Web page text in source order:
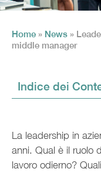
Home » News »
middle manager
Indice dei
La leadership in
anni. Qual è il ruolo
lavoro odierno?